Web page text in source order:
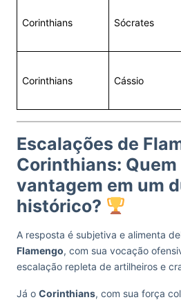
Corinthians Sócrates
Corinthians Cássio
Escalações de
Corinthians:
vantagem em um
histórico?
A resposta é subjetiva e alimenta
Flamengo, com sua vocação
escalação repleta de artilheiros e
Já o Corinthians, com sua força